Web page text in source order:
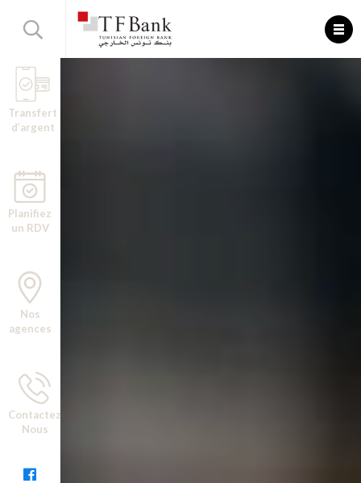
Transfert
d’argent
Planifiez
un RDV
Nos
agences
Contactez
Nous